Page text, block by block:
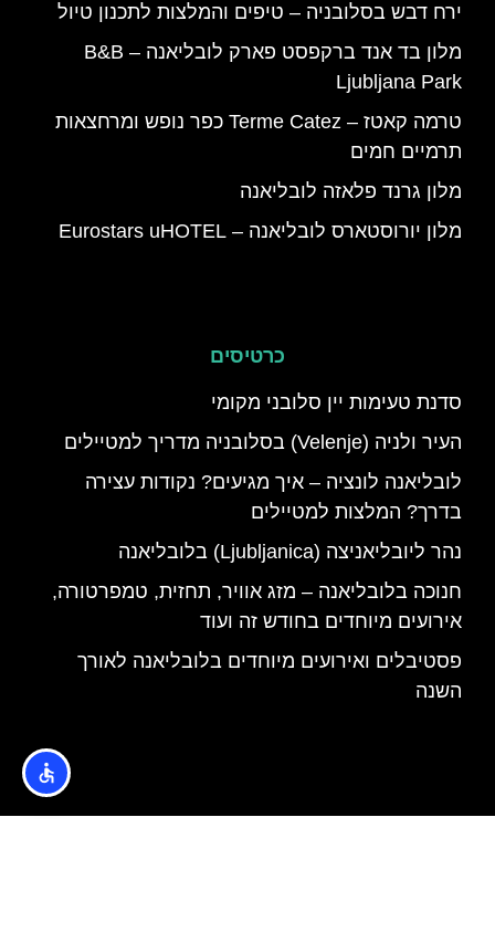
ירח דבש בסלובניה – טיפים והמלצות לתכנון טיול
מלון בד אנד ברקפסט פארק לובליאנה – B&B
Ljubljana Park
טרמה קאטז – Terme Catez כפר נופש ומרחצאות
תרמיים חמים
מלון גרנד פלאזה לובליאנה
מלון יורוסטארס לובליאנה – Eurostars uHOTEL
כרטיסים
סדנת טעימות יין סלובני מקומי
העיר ולניה (Velenje) בסלובניה מדריך למטיילים
לובליאנה לונציה – איך מגיעים? נקודות עצירה
בדרך? המלצות למטיילים
נהר ליובליאניצה (Ljubljanica) בלובליאנה
חנוכה בלובליאנה – מזג אוויר, תחזית, טמפרטורה,
אירועים מיוחדים בחודש זה ועוד
פסטיבלים ואירועים מיוחדים בלובליאנה לאורך
השנה